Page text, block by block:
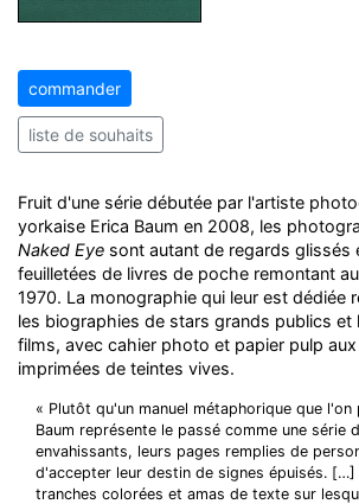
commander
liste de souhaits
Fruit d'une série débutée par l'artiste
yorkaise Erica Baum en 2008, les
Naked Eye sont autant de regards glissés
feuilletées de livres de poche remontant
1970. La monographie qui leur est dédiée
les biographies de stars grands publics et
films, avec cahier photo et papier pulp
imprimées de teintes vives.
« Plutôt qu'un manuel métaphorique que
Baum représente le passé comme une série
envahissants, leurs pages remplies de
d'accepter leur destin de signes épuisés. […]
tranches colorées et amas de texte sur